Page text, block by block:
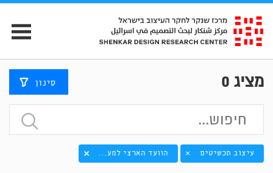
מציג 0 סינון
עיצוב תכשיטים × הוועד הארצי למע...